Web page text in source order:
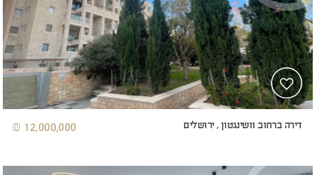
דירה ברחוב וושינגטון , ירושלים 12,000,000 ₪